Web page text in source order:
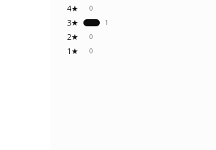
0
1★
0
2★
1
3★
0
4★